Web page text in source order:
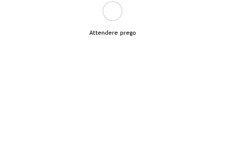
Attendere prego